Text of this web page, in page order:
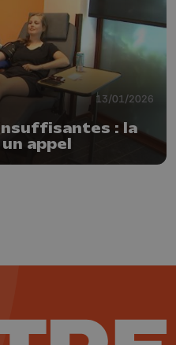
13/01/2026
: la
appel